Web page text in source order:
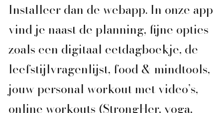
Installeer dan de webapp. In onze app
vind je naast de planning, fijne opties
zoals een digitaal eetdagboekje, de
leefstijlvragenlijst, food & mindtools,
jouw personal workout met video’s,
online workouts (StrongHer, yoga,